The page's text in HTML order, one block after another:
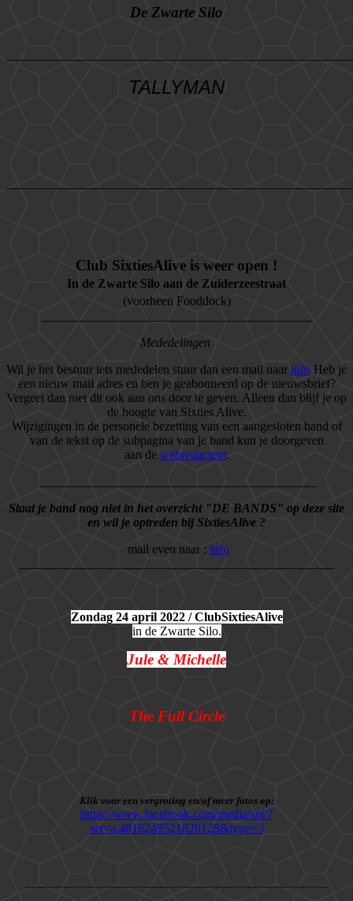
De Zwarte Silo
TALLYMAN
Club SixtiesAlive is weer open !
In de Zwarte Silo aan de Zuiderzeestraat
(voorheen Fooddock)
Mededelingen
Wil je het bestuur iets mededelen stuur dan een mail naar info Heb je
een nieuw mail adres en ben je geabonneerd op de nieuwsbrief?
Vergeet dan niet dit ook aan ons door te geven. Alleen dan blijf je op
de hoogte van Sixties Alive.
Wijzigingen in de personele bezetting van een aangesloten band of
van de tekst op de subpagina van je band kun je doorgeven
aan de webredacteur.
Staat je band nog niet in het overzicht "DE BANDS" op deze site
en wil je optreden bij SixtiesAlive ?
mail even naar : info
Zondag 24 april 2022 / ClubSixtiesAlive
in de Zwarte Silo.
Jule & Michelle
The Full Circle
Klik voor een vergroting en/of meer fotos op:
https://www.facebook.com/media/set/?
set=a.4816249521820129&type=3